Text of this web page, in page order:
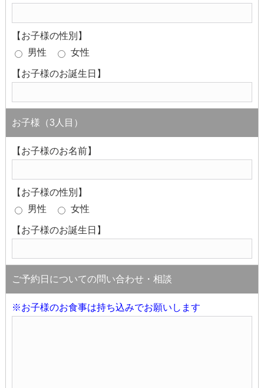
【お子様の性別】
男性
女性
【お子様のお誕生日】
お子様（3人目）
【お子様のお名前】
【お子様の性別】
男性
女性
【お子様のお誕生日】
ご予約日についての問い合わせ・相談
※お子様のお食事は持ち込みでお願いします